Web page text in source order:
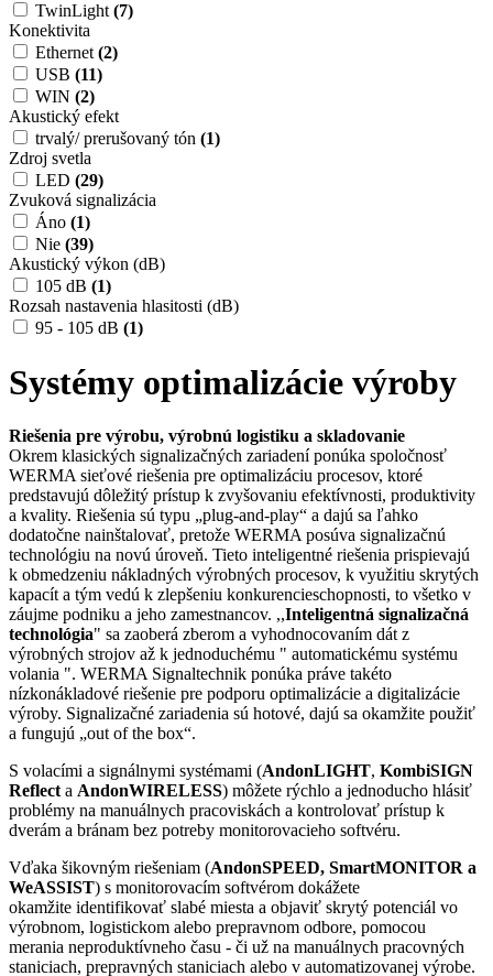
TwinLight (7)
Konektivita
Ethernet (2)
USB (11)
WIN (2)
Akustický efekt
trvalý/ prerušovaný tón (1)
Zdroj svetla
LED (29)
Zvuková signalizácia
Áno (1)
Nie (39)
Akustický výkon (dB)
105 dB (1)
Rozsah nastavenia hlasitosti (dB)
95 - 105 dB (1)
Systémy optimalizácie výroby
Riešenia pre výrobu, výrobnú logistiku a skladovanie
Okrem klasických signalizačných zariadení ponúka spoločnosť
WERMA sieťové riešenia pre optimalizáciu procesov, ktoré
predstavujú dôležitý prístup k zvyšovaniu efektívnosti, produktivity
a kvality. Riešenia sú typu „plug-and-play“ a dajú sa ľahko
dodatočne nainštalovať, pretože WERMA posúva signalizačnú
technológiu na novú úroveň. Tieto inteligentné riešenia prispievajú
k obmedzeniu nákladných výrobných procesov, k využitiu skrytých
kapacít a tým vedú k zlepšeniu konkurencieschopnosti, to všetko v
záujme podniku a jeho zamestnancov. ,,Inteligentná signalizačná
technológia" sa zaoberá zberom a vyhodnocovaním dát z
výrobných strojov až k jednoduchému " automatickému systému
volania ". WERMA Signaltechnik ponúka práve takéto
nízkonákladové riešenie pre podporu optimalizácie a digitalizácie
výroby. Signalizačné zariadenia sú hotové, dajú sa okamžite použiť
a fungujú „out of the box“.
S volacími a signálnymi systémami (AndonLIGHT, KombiSIGN
Reflect a AndonWIRELESS) môžete rýchlo a jednoducho hlásiť
problémy na manuálnych pracoviskách a kontrolovať prístup k
dverám a bránam bez potreby monitorovacieho softvéru.
Vďaka šikovným riešeniam (AndonSPEED, SmartMONITOR a
WeASSIST) s monitorovacím softvérom dokážete
okamžite identifikovať slabé miesta a objaviť skrytý potenciál vo
výrobnom, logistickom alebo prepravnom odbore, pomocou
merania neproduktívneho času - či už na manuálnych pracovných
staniciach, prepravných staniciach alebo v automatizovanej výrobe.